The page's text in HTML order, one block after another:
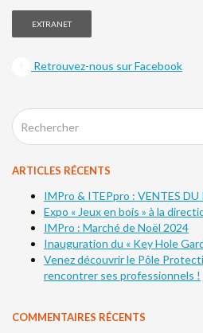
EXTRANET
Retrouvez-nous sur Facebook
ARTICLES RÉCENTS
IMPro & ITEPpro : VENTES
Expo « Jeux en bois » à la
IMPro : Marché de Noël 2024
Inauguration du « Key Hole
Venez découvrir le Pôle
rencontrer ses professionnels !
COMMENTAIRES RÉCENTS